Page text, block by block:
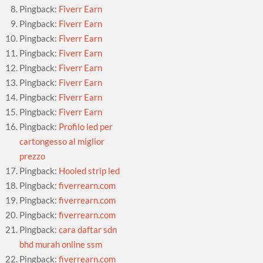
Pingback: Fiverr Earn
Pingback: Fiverr Earn
Pingback: Fiverr Earn
Pingback: Fiverr Earn
Pingback: Fiverr Earn
Pingback: Fiverr Earn
Pingback: Fiverr Earn
Pingback: Fiverr Earn
Pingback: Profilo led per
cartongesso al miglior
prezzo
Pingback: Hooled strip led
Pingback:fiverrearn.com
Pingback:fiverrearn.com
Pingback:fiverrearn.com
Pingback:cara daftar sdn
bhd murah online ssm
Pingback:fiverrearn.com